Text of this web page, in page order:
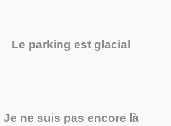
Le parking est glacial
Je ne suis pas encore là